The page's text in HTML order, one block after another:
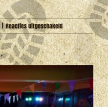
Reacties uitgeschakeldvoor
Surprise
Avond
2
december